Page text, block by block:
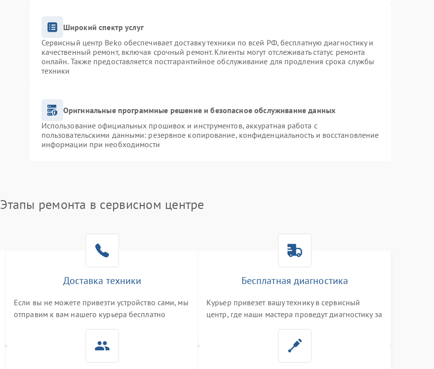
Широкий спектр услуг
Сервисный центр Beko обеспечивает доставку техники по всей РФ, бесплатную диагностику и
качественный ремонт, включая срочный ремонт. Клиенты могут отслеживать статус ремонта
онлайн. Также предоставляется постгарантийное обслуживание для продления срока службы
техники
Оригинальные программные решение и безопасное обслуживание данных
Использование официальных прошивок и инструментов, аккуратная работа с
пользовательскими данными: резервное копирование, конфиденциальность и восстановление
информации при необходимости
Этапы ремонта в сервисном центре
Доставка техники
Если вы не можете привезти устройство сами, мы
отправим к вам нашего курьера бесплатно
Бесплатная диагностика
Курьер привезет вашу технику в сервисный
центр, где наши мастера проведут диагностику за